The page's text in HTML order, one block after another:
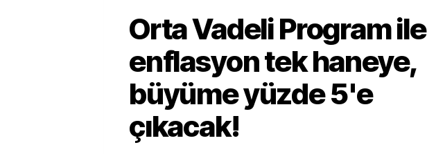
Orta Vadeli Program ile
enflasyon tek haneye,
büyüme yüzde 5'e
çıkacak!